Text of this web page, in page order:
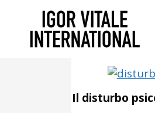
Luglio 16, 2015
Disturbo
Il disturbo